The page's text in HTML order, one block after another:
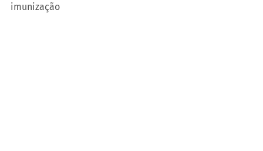
imunização